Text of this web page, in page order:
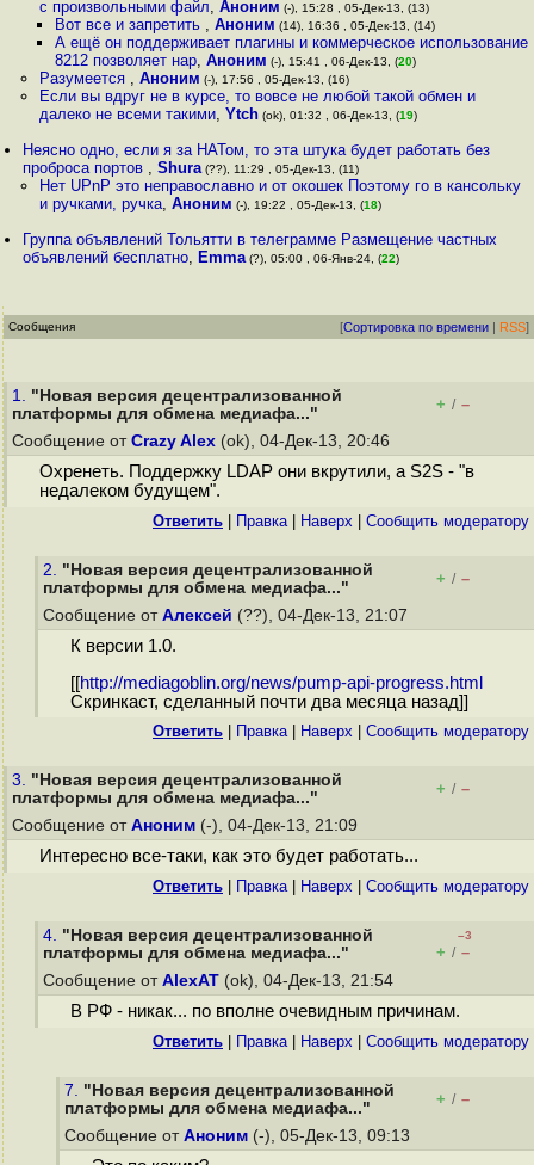
с произвольными файл, Аноним (-), 15:28 , 05-Дек-13, (13)
Вот все и запретить , Аноним (14), 16:36 , 05-Дек-13, (14)
А ещё он поддерживает плагины и коммерческое использование
8212 позволяет нар, Аноним (-), 15:41 , 06-Дек-13, (20)
Разумеется , Аноним (-), 17:56 , 05-Дек-13, (16)
Если вы вдруг не в курсе, то вовсе не любой такой обмен и
далеко не всеми такими, Ytch(ok), 01:32 , 06-Дек-13, (19)
Неясно одно, если я за НАТом, то эта штука будет работать без
проброса портов ,Shura (??), 11:29 , 05-Дек-13, (11)
Нет UPnP это неправославно и от окошек Поэтому го в кансольку
и ручками, ручка, Аноним (-), 19:22 , 05-Дек-13, (18)
Группа объявлений Тольятти в телеграмме Размещение частных
объявлений бесплатно, Emma (?), 05:00 , 06-Янв-24, (22)
Сообщения [Сортировка по времени | RSS]
1. "Новая версия децентрализованной
платформы для обмена медиафа..."
+ / –
Сообщение от Crazy Alex (ok), 04-Дек-13, 20:46
Охренеть. Поддержку LDAP они вкрутили, а S2S - "в
недалеком будущем".
Ответить Правка| Наверх Cообщить модератору
2. "Новая версия децентрализованной
платформы для обмена медиафа..."
+ / –
Сообщение от Алексей (??), 04-Дек-13, 21:07
К версии 1.0.
[[http://mediagoblin.org/news/pump-api-progress.html
Скринкаст, сделанный почти два месяца назад]]
Ответить Правка| Наверх Cообщить модератору
3. "Новая версия децентрализованной
платформы для обмена медиафа..."
+ / –
Сообщение от Аноним (-), 04-Дек-13, 21:09
Интересно все-таки, как это будет работать...
Ответить Правка| Наверх Cообщить модератору
4. "Новая версия децентрализованной
платформы для обмена медиафа..."
–3
+ / –
Сообщение от AlexAT (ok), 04-Дек-13, 21:54
В РФ - никак... по вполне очевидным причинам.
Ответить Правка| Наверх Cообщить модератору
7. "Новая версия децентрализованной
платформы для обмена медиафа..."
+ / –
Сообщение от Аноним (-), 05-Дек-13, 09:13